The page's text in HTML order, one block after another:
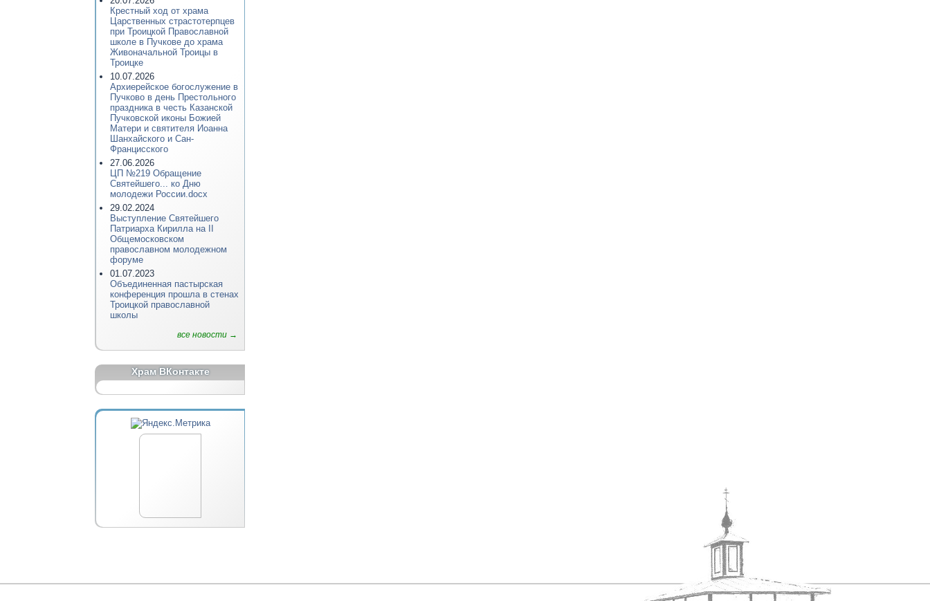
Крестный ход от храма
Царственных страстотерпцев
при Троицкой Православной
школе в Пучкове до храма
Живоначальной Троицы в
Троицке
10.07.2026
Архиерейское богослужение в
Пучково в день Престольного
праздника в честь Казанской
Пучковской иконы Божией
Матери и святителя Иоанна
Шанхайского и Сан-
Францисского
27.06.2026
ЦП №219 Обращение
Святейшего... ко Дню
молодежи России.docx
29.02.2024
Выступление Святейшего
Патриарха Кирилла на II
Общемосковском
православном молодежном
форуме
01.07.2023
Объединенная пастырская
конференция прошла в стенах
Троицкой православной
школы
все новости →
Храм ВКонтакте